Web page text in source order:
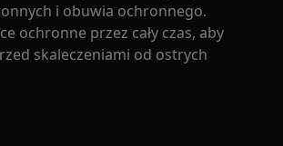
i obuwia ochronnego.
ochronne przez cały czas, aby
skaleczeniami od ostrych